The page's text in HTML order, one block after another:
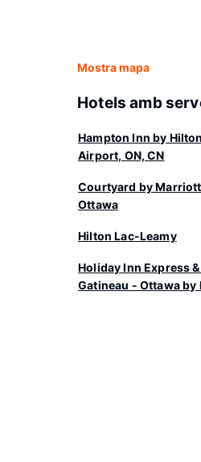
Mostra mapa
Hotels amb
Hampton Inn by
Airport, ON, CN
Courtyard by
Ottawa
Hilton Lac-Leamy
Holiday Inn Express
Gatineau - Ottawa by